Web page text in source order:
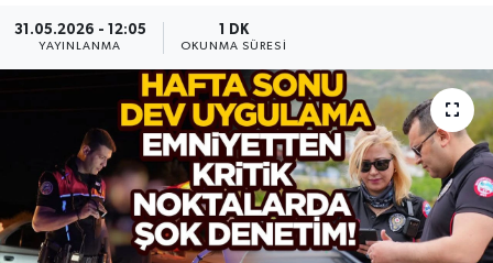
31.05.2026 - 12:05
YAYINLANMA
1 DK
OKUNMA SÜRESI
Güncel
HABERDE İNSAN
İlginç
KÜLTÜR SANAT